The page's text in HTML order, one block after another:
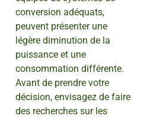
conversion adéquats,
peuvent présenter une
légère diminution de la
puissance et une
consommation différente.
Avant de prendre votre
décision, envisagez de faire
des recherches sur les